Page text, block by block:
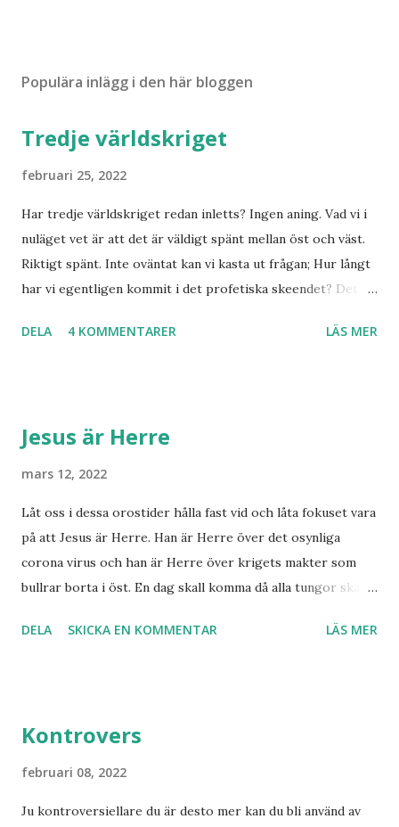
Populära inlägg i den här bloggen
Tredje världskriget
februari 25, 2022
Har tredje världskriget redan inletts? Ingen aning. Vad vi i
nuläget vet är att det är väldigt spänt mellan öst och väst.
Riktigt spänt. Inte oväntat kan vi kasta ut frågan; Hur långt
har vi egentligen kommit i det profetiska skeendet? Det
särskilt långt kvar till Jesu tillkommelse. Finns det något
i Norge sett tredje världskriget bryta ut någon koppling
och gudsmannen Anton Johanson såg många syner och
uppenbarelser som redan skedde under hans egen levnad.
Han dog 1928. Skandinavien har knappast haft någon profet
av hans kaliber när det gäller drömmar och syner som just
han såg angåe...
DELA 4 KOMMENTARER LÄS MER
Jesus är Herre
mars 12, 2022
Låt oss i dessa orostider hålla fast vid och låta fokuset vara
på att Jesus är Herre. Han är Herre över det osynliga
corona virus och han är Herre över krigets makter som
bullrar borta i öst. En dag skall komma då alla tungor skall
jorden att Jesus Kristus är Herre! Ära Halleluja! Detta är
DELA SKICKA EN KOMMENTAR LÄS MER
Kontrovers
februari 08, 2022
Ju kontroversiellare du är desto mer kan du bli använd av